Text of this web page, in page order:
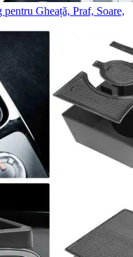
Gheață, Praf, Soare,